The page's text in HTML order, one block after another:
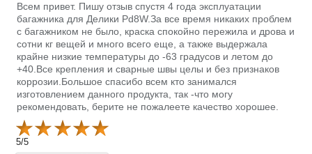
Всем привет. Пишу отзыв спустя 4 года эксплуатации
багажника для Делики Pd8W.За все время никаких проблем
с багажником не было, краска спокойно пережила и дрова и
сотни кг вещей и много всего еще, а также выдержала
крайне низкие температуры до -63 градусов и летом до
+40.Все крепления и сварные швы целы и без признаков
коррозии.Большое спасибо всем кто занимался
изготовлением данного продукта, так -что могу
рекомендовать, берите не пожалеете качество хорошее.
5/5